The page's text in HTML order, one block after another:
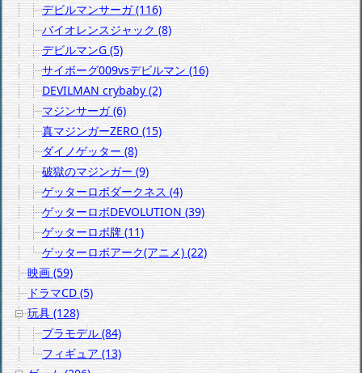
デビルマンサーガ (116)
バイオレンスジャック (8)
デビルマンG (5)
サイボーグ009vsデビルマン (16)
DEVILMAN crybaby (2)
マジンサーガ (6)
真マジンガーZERO (15)
ダイノゲッター (8)
破獄のマジンガー (9)
ゲッターロボダークネス (4)
ゲッターロボDEVOLUTION (39)
ゲッターロボ牌 (11)
ゲッターロボアーク(アニメ) (22)
映画 (59)
ドラマCD (5)
玩具 (128)
プラモデル (84)
フィギュア (13)